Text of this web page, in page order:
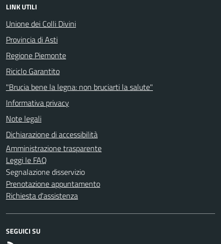
LINK UTILI
Unione dei Colli Divini
Provincia di Asti
Regione Piemonte
Riciclo Garantito
"Brucia bene la legna: non bruciarti la salute"
Informativa privacy
Note legali
Dichiarazione di accessibilità
Amministrazione trasparente
Leggi le FAQ
Segnalazione disservizio
Prenotazione appuntamento
Richiesta d'assistenza
SEGUICI SU